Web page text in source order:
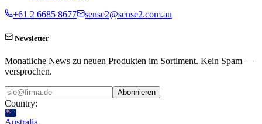
+61 2 6685 8677
sense2@sense2.com.au
Newsletter
Monatliche News zu neuen Produkten im Sortiment. Kein Spam —
versprochen.
Abonnieren
Country:
Australia